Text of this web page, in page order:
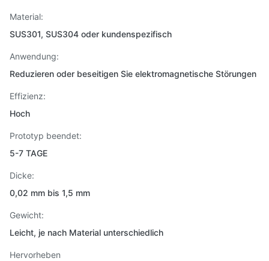
Material:
SUS301, SUS304 oder kundenspezifisch
Anwendung:
Reduzieren oder beseitigen Sie elektromagnetische Störungen
Effizienz:
Hoch
Prototyp beendet:
5-7 TAGE
Dicke:
0,02 mm bis 1,5 mm
Gewicht:
Leicht, je nach Material unterschiedlich
Hervorheben